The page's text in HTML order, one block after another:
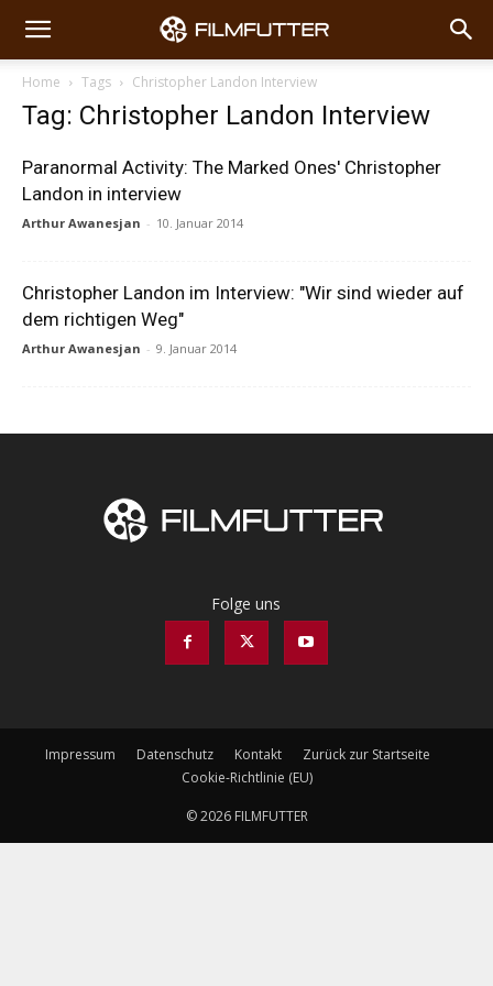
Home Tags Christopher Landon Interview
Tag: Christopher Landon Interview
Paranormal Activity: The Marked Ones' Christopher
Landon in interview
Arthur Awanesjan - 10. Januar 2014
Christopher Landon im Interview: "Wir sind wieder auf
dem richtigen Weg"
Arthur Awanesjan - 9. Januar 2014
Folge uns
Impressum Datenschutz Kontakt
Zurück zur Startseite
Cookie-Richtlinie (EU)
© 2026 FILMFUTTER